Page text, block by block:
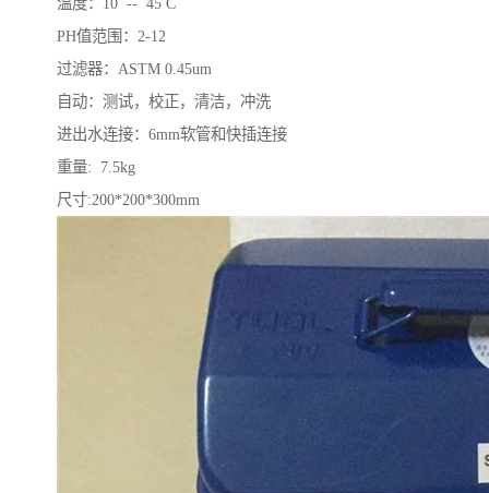
温度：10 -- 45 C
PH值范围：2-12
过滤器：ASTM 0.45um
自动：测试，校正，清洁，冲洗
进出水连接：6mm软管和快插连接
重量: 7.5kg
尺寸:200*200*300mm